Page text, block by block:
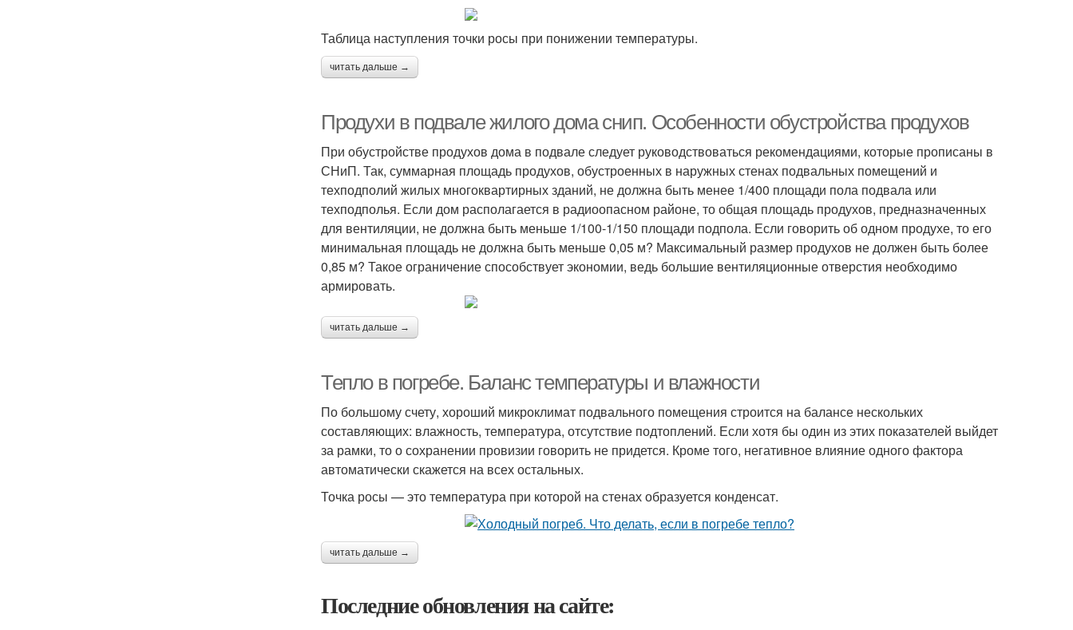
Таблица наступления точки росы при понижении температуры.
читать дальше →
Продухи в подвале жилого дома снип. Особенности обустройства продухов
При обустройстве продухов дома в подвале следует руководствоваться рекомендациями, которые прописаны в
СНиП. Так, суммарная площадь продухов, обустроенных в наружных стенах подвальных помещений и
техподполий жилых многоквартирных зданий, не должна быть менее 1/400 площади пола подвала или
техподполья. Если дом располагается в радиоопасном районе, то общая площадь продухов, предназначенных
для вентиляции, не должна быть меньше 1/100-1/150 площади подпола. Если говорить об одном продухе, то его
минимальная площадь не должна быть меньше 0,05 м? Максимальный размер продухов не должен быть более
0,85 м? Такое ограничение способствует экономии, ведь большие вентиляционные отверстия необходимо
армировать.
читать дальше →
Тепло в погребе. Баланс температуры и влажности
По большому счету, хороший микроклимат подвального помещения строится на балансе нескольких
составляющих: влажность, температура, отсутствие подтоплений. Если хотя бы один из этих показателей выйдет
за рамки, то о сохранении провизии говорить не придется. Кроме того, негативное влияние одного фактора
автоматически скажется на всех остальных.
Точка росы — это температура при которой на стенах образуется конденсат.
читать дальше →
Последние обновления на сайте: